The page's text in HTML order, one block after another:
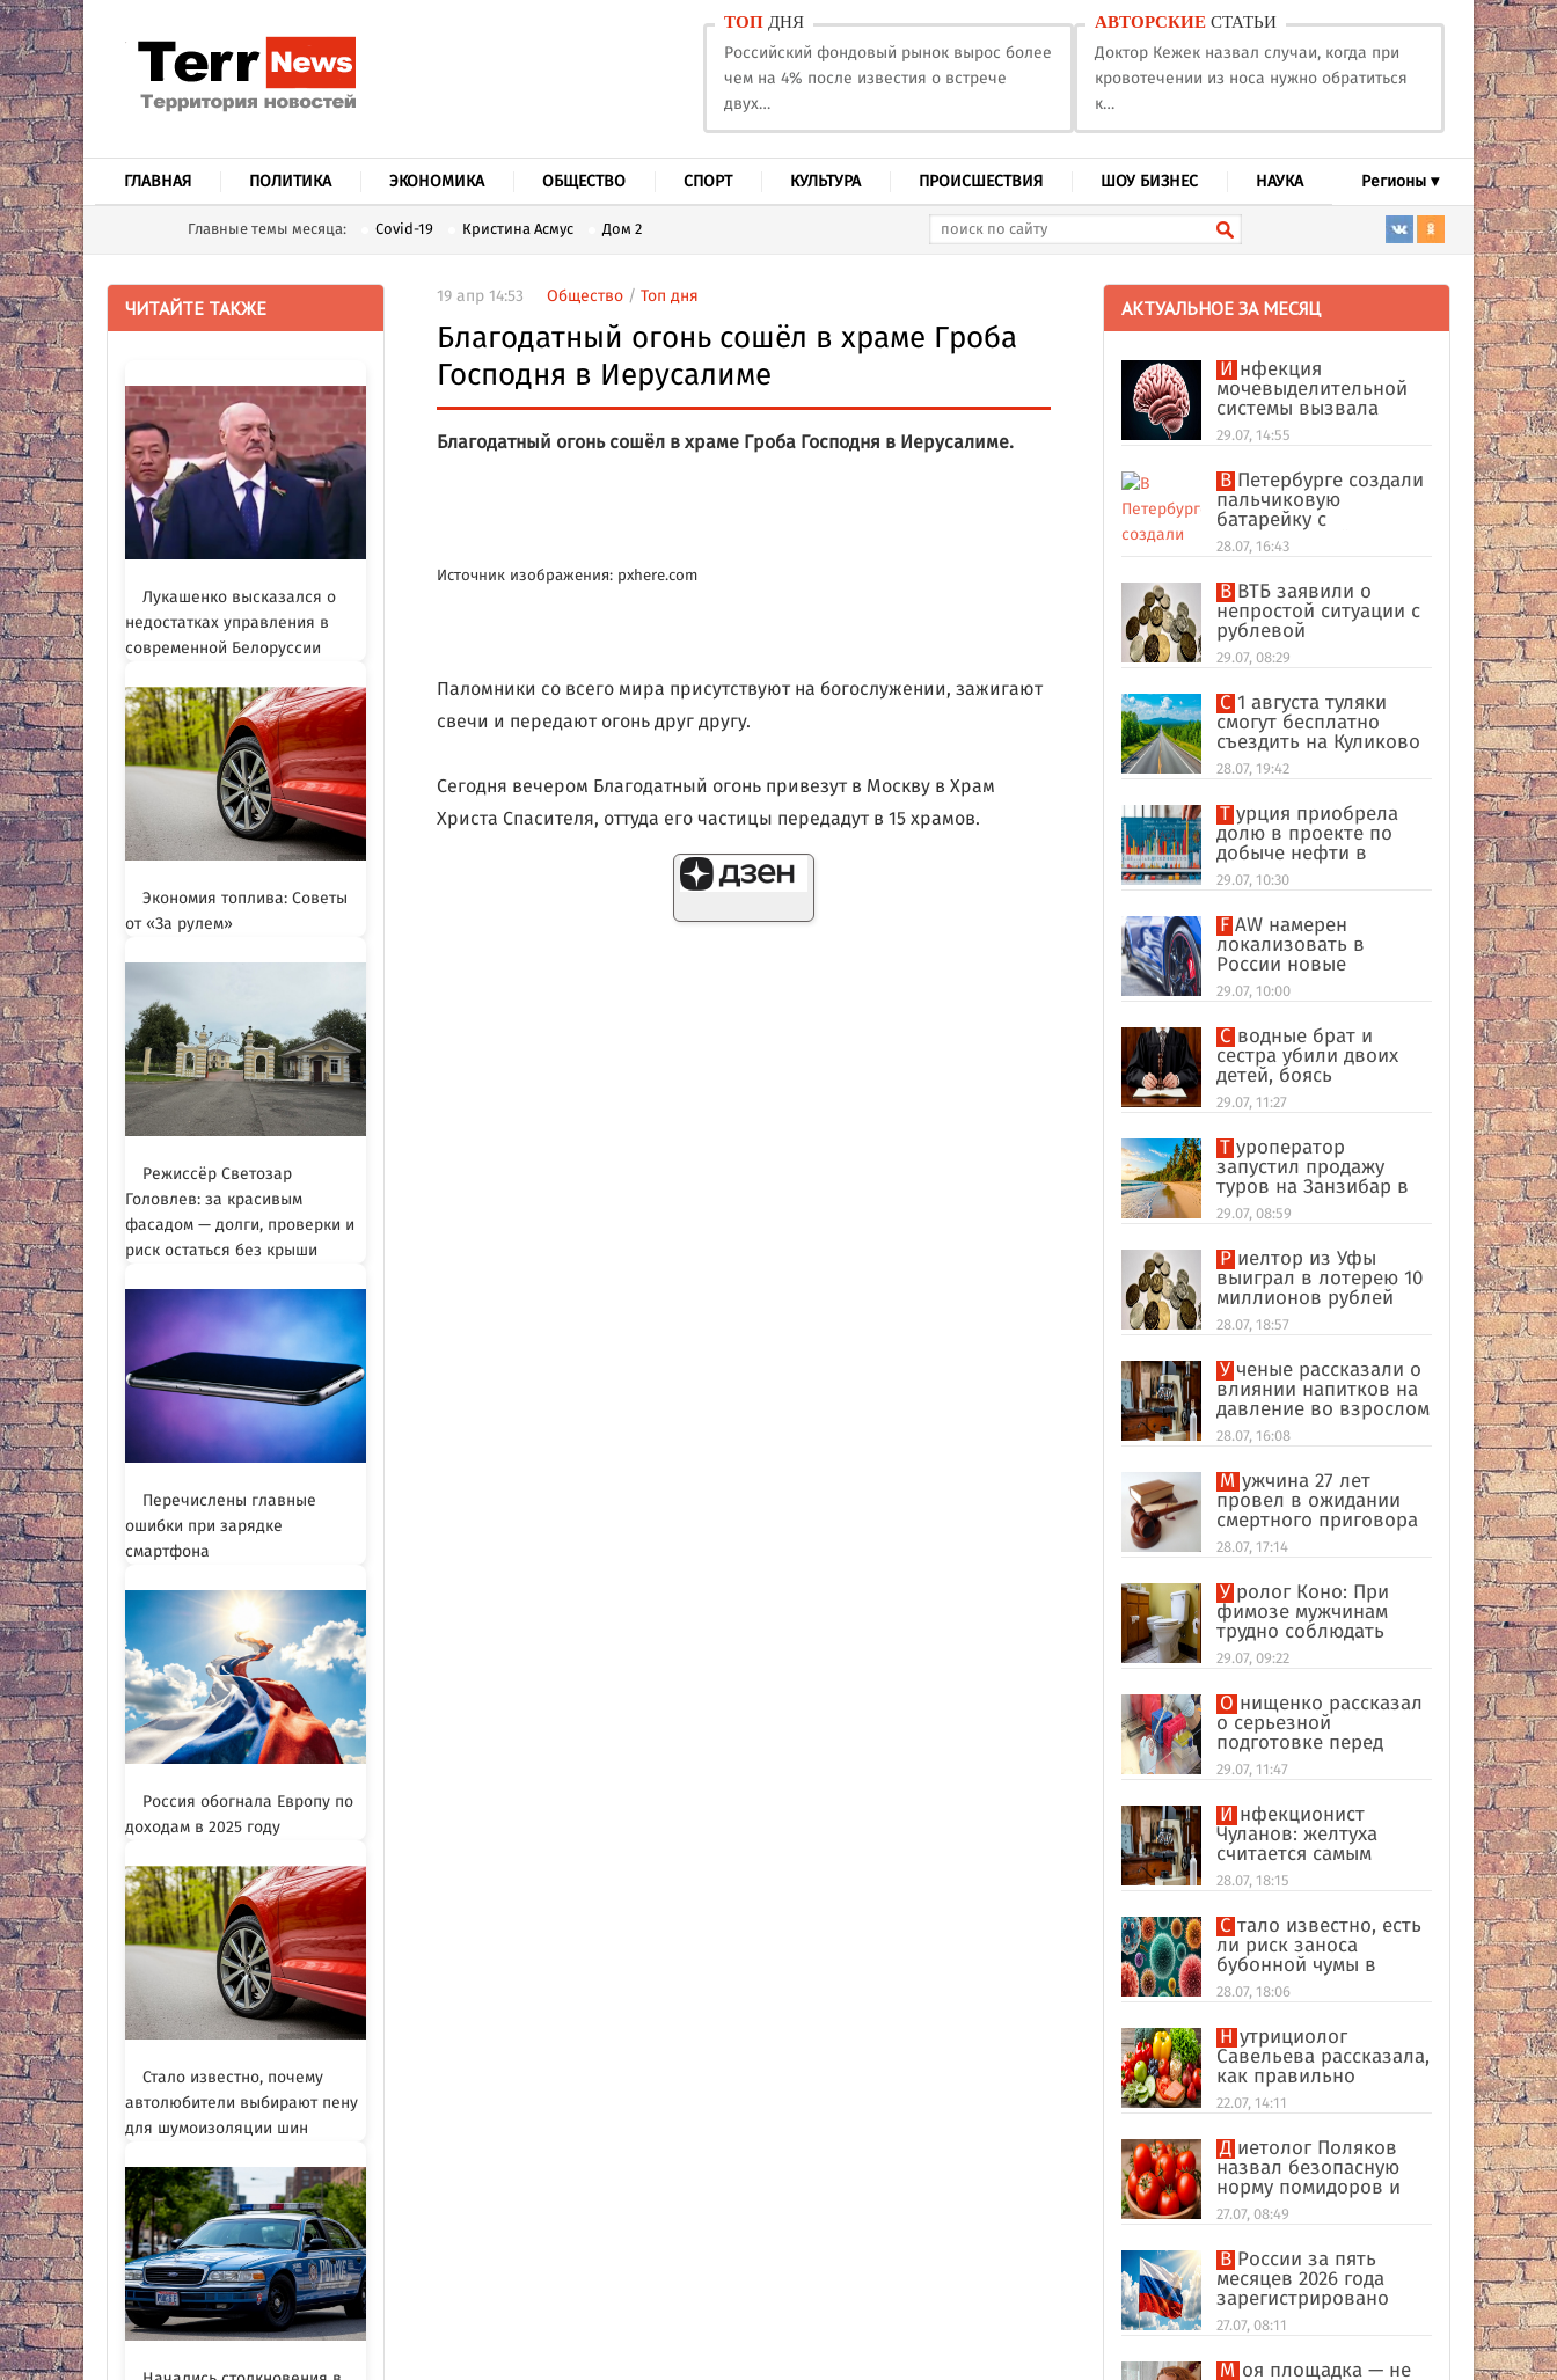
ТОП ДНЯ
Российский фондовый рынок вырос более
чем на 4% после известия о встрече
двух…
АВТОРСКИЕ СТАТЬИ
Доктор Кежек назвал случаи, когда при
кровотечении из носа нужно обратиться
к…
ГЛАВНАЯ ПОЛИТИКА ЭКОНОМИКА ОБЩЕСТВО СПОРТ КУЛЬТУРА ПРОИСШЕСТВИЯ ШОУ БИЗНЕС НАУКА Регионы ▾
Главные темы месяца: Covid-19 Кристина Асмус Дом 2
ЧИТАЙТЕ ТАКЖЕ
Лукашенко высказался о
недостатках управления в
современной Белоруссии
Экономия топлива: Советы
от «За рулем»
Режиссёр Светозар
Головлев: за красивым
фасадом — долги, проверки и
риск остаться без крыши
Перечислены главные
ошибки при зарядке
смартфона
Россия обогнала Европу по
доходам в 2025 году
Стало известно, почему
автолюбители выбирают пену
для шумоизоляции шин
19 апр 14:53 Общество / Топ дня
Благодатный огонь сошёл в храме Гроба
Господня в Иерусалиме
Благодатный огонь сошёл в храме Гроба Господня в Иерусалиме.
Источник изображения: pxhere.com
Паломники со всего мира присутствуют на богослужении, зажигают
свечи и передают огонь друг другу.
Сегодня вечером Благодатный огонь привезут в Москву в Храм
Христа Спасителя, оттуда его частицы передадут в 15 храмов.
АКТУАЛЬНОЕ ЗА МЕСЯЦ
Инфекция
мочевыделительной
системы вызвала
абсцесс мозга у
американки
29.07, 14:55
В Петербурге создали
пальчиковую
батарейку с
беспроводной
зарядкой
28.07, 16:43
В ВТБ заявили о
непростой ситуации с
рублевой
ликвидностью в
банковском секторе
29.07, 08:29
С 1 августа туляки
смогут бесплатно
съездить на Куликово
поле
28.07, 19:42
Турция приобрела
долю в проекте по
добыче нефти в
иракском Киркуке
29.07, 10:30
FAW намерен
локализовать в
России новые
кроссоверы
29.07, 10:00
Сводные брат и
сестра убили двоих
детей, боясь
разоблачения инцеста
29.07, 11:27
Туроператор
запустил продажу
туров на Занзибар в
качестве
альтернативы Турции
29.07, 08:59
Риелтор из Уфы
выиграл в лотерею 10
миллионов рублей
28.07, 18:57
Ученые рассказали о
влиянии напитков на
давление во взрослом
возрасте
28.07, 16:08
Мужчина 27 лет
провел в ожидании
смертного приговора
из-за поддельных
улик в США
28.07, 17:14
Уролог Коно: При
фимозе мужчинам
трудно соблюдать
интимную гигиену
29.07, 09:22
Онищенко рассказал
о серьезной
подготовке перед
отпуском в
экзотические страны
29.07, 11:47
Инфекционист
Чуланов: желтуха
считается самым
главным признаком
гепатита
28.07, 18:15
Стало известно, есть
ли риск заноса
бубонной чумы в
Россию
28.07, 18:06
Нутрициолог
Савельева рассказала,
как правильно
формировать
пищевые привычки
22.07, 14:11
Диетолог Поляков
назвал безопасную
норму помидоров и
огурцов
27.07, 08:49
В России за пять
месяцев 2026 года
зарегистрировано
рекордное число
иностранных
компаний
27.07, 08:11
Моя площадка — не